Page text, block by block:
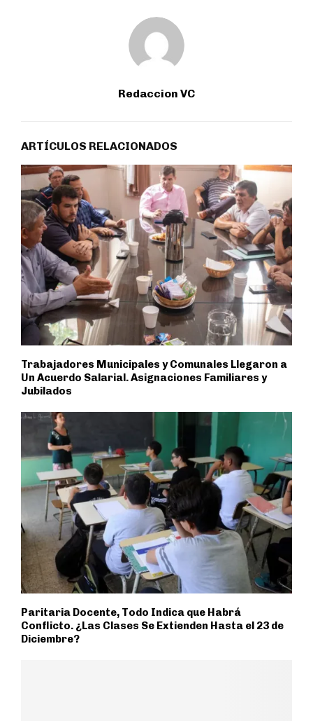
Redaccion VC
ARTÍCULOS RELACIONADOS
Trabajadores Municipales y Comunales Llegaron a
Un Acuerdo Salarial. Asignaciones Familiares y
Jubilados
Paritaria Docente, Todo Indica que Habrá
Conflicto. ¿Las Clases Se Extienden Hasta el 23 de
Diciembre?